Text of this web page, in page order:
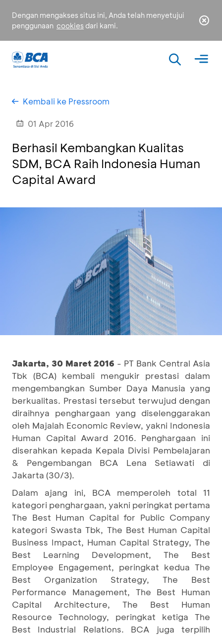
Dengan mengakses situs ini, Anda telah menyetujui
penggunaan cookies dari kami.
Kembali ke Pressroom
01 Apr 2016
Berhasil Kembangkan Kualitas
SDM, BCA Raih Indonesia Human
Capital Award
Jakarta, 30 Maret 2016 - PT Bank Central Asia
Tbk (BCA) kembali mengukir prestasi dalam
mengembangkan Sumber Daya Manusia yang
berkualitas. Prestasi tersebut terwujud dengan
diraihnya penghargaan yang diselenggarakan
oleh Majalah Economic Review, yakni Indonesia
Human Capital Award 2016. Penghargaan ini
diserahkan kepada Kepala Divisi Pembelajaran
& Pengembangan BCA Lena Setiawati di
Jakarta (30/3).
Dalam ajang ini, BCA memperoleh total 11
kategori penghargaan, yakni peringkat pertama
The Best Human Capital for Public Company
kategori Swasta Tbk, The Best Human Capital
Business Impact, Human Capital Strategy, The
Best Learning Development, The Best
Employee Engagement, peringkat kedua The
Best Organization Strategy, The Best
Performance Management, The Best Human
Capital Architecture, The Best Human
Resource Technology, peringkat ketiga The
Best Industrial Relations. BCA juga terpilih